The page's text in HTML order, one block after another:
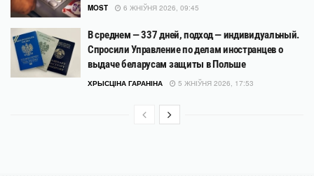
MOST 6 ЖНІЎНЯ 2026, 09:45
В среднем — 337 дней, подход — индивидуальный.
Спросили Управление по делам иностранцев о
выдаче беларусам защиты в Польше
ХРЫСЦІНА ГАРАНІНА 5 ЖНІЎНЯ 2026, 17:53